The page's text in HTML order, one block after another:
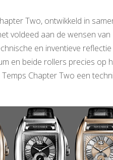
Two, ontwikkeld in
voldeed aan de wensen
en inventieve
en beide rollers precies op
Chapter Two een